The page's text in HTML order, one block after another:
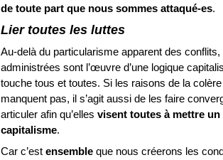
de toute part que nous sommes attaqué-es.
Liertoutes les luttes
Au-delà du particularisme apparent des conflits,
administrées sont l’œuvre d’une logique
touche tous et toutes. Si les raisons de la
manquent pas, il s’agit aussi de les faire
articuler afin qu’elles visent toutes à mettre un
capitalisme.
Car c’est ensembleque nous créerons les